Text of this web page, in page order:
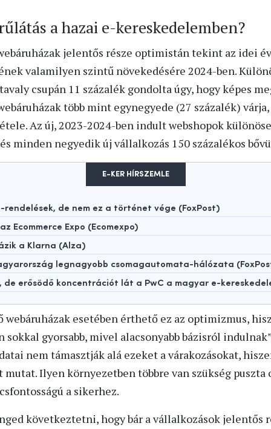
a hazai e-kereskedelemben?
jelentős része optimistán tekint az idei
valamilyen szintű növekedésére 2024-ben.
csupán 11 százalék gondolta úgy, hogy képes
több mint egynegyede (27 százalék)
Az új, 2023-2024-ben indult webshopok
minden negyedik új vállalkozás 150 százalékos
E-KER HÍRSZEMLE
de nem ez a történet vége (FoxPost)
Ecommerce Expo (Ecomexpo)
a Klarna (Alza)
legnagyobb csomagautomata-hálózata
erősödő koncentrációt lát a PwC a magyar e-
webáruházak esetében érthető ez az optimizmus,
sokkal gyorsabb, mivel alacsonyabb bázisról
nem támasztják alá ezeket a várakozásokat,
Ilyen környezetben többre van szükség
a sikerhez.
következtetni, hogy bár a vállalkozások jelentős